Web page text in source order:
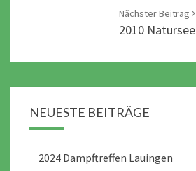
Nächster Beitrag
2010 Natursee
NEUESTE BEITRÄGE
2024 Dampftreffen Lauingen